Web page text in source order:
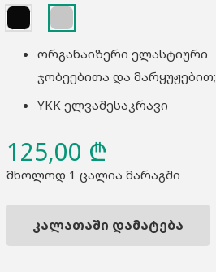
ორგანაიზერი ელასტიური
ჯობეებითა და მარყუჟებით;
YKK ელვაშესაკრავი
125,00 ₾
მხოლოდ 1 ცალია მარაგში
რაოდენობა:
კალათაში დამატება